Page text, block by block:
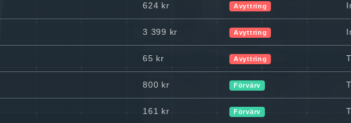
624 kr Avyttring
3 399 kr Avyttring
65 kr Avyttring
800 kr Förvärv
161 kr Förvärv